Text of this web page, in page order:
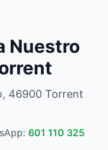
Nuestro
46900 Torrent
601 110 325